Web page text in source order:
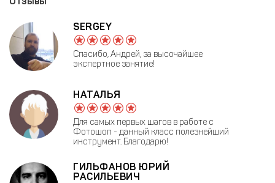
SERGEY
Спасибо, Андрей, за высочайшее
экспертное занятие!
НАТАЛЬЯ
Для самых первых шагов в работе с
Фотошоп - данный класс полезнейший
инструмент. Благодарю!
ГИЛЬФАНОВ ЮРИЙ
РАСИЛЬЕВИЧ